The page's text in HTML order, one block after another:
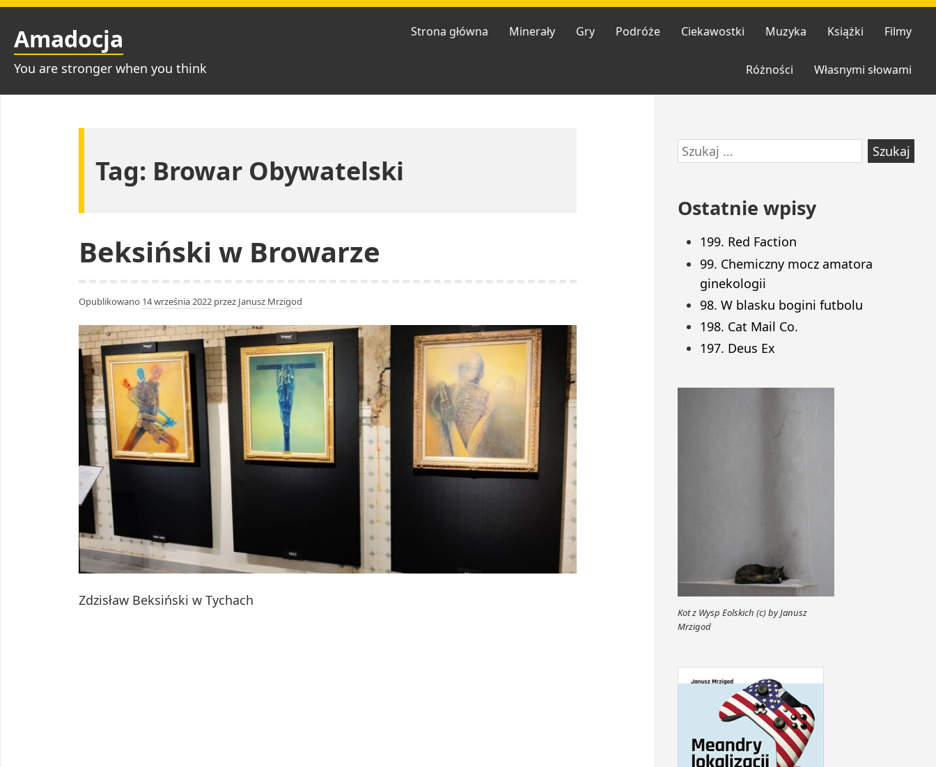
Przejdź
treści
Amadocja
You are stronger when you think
Strona główna Minerały Gry Podróże Ciekawostki Muzyka Książki Filmy
Różności Własnymi słowami
Tag: Browar Obywatelski
Beksiński w Browarze
Opublikowano 14 września 2022 przez Janusz Mrzigod
Zdzisław Beksiński w Tychach
Przejdź
do
Szukaj:
Ostatnie wpisy
199. Red Faction
99. Chemiczny mocz amatora
ginekologii
98. W blasku bogini futbolu
198. Cat Mail Co.
197. Deus Ex
Kot z Wysp Eolskich (c) by Janusz
Mrzigod